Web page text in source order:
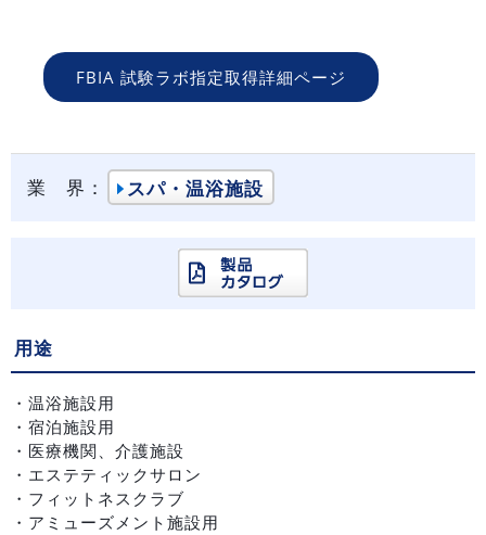
FBIA 試験ラボ指定取得詳細ページ
業 界： スパ・温浴施設
用途
・温浴施設用
・宿泊施設用
・医療機関、介護施設
・エステティックサロン
・フィットネスクラブ
・アミューズメント施設用